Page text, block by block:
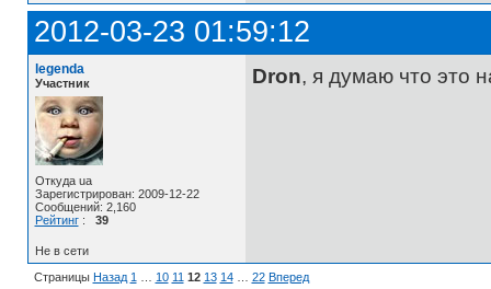
2012-03-23 01:59:12
legenda
Участник
Откуда ua
Зарегистрирован: 2009-12-22
Сообщений: 2,160
Рейтинг: 39
Dron, я думаю что это
Не в сети
Страницы Назад 1 10 11 12 13 14 22 Вперед